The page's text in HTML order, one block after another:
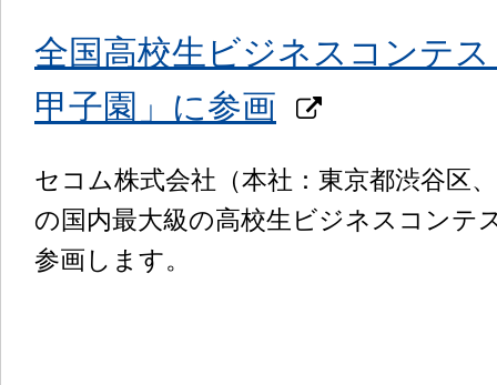
全国高校生ビジネスコンテ
甲子園」に参画
セコム株式会社（本社：東京都渋谷区
の国内最大級の高校生ビジネスコンテ
参画します。